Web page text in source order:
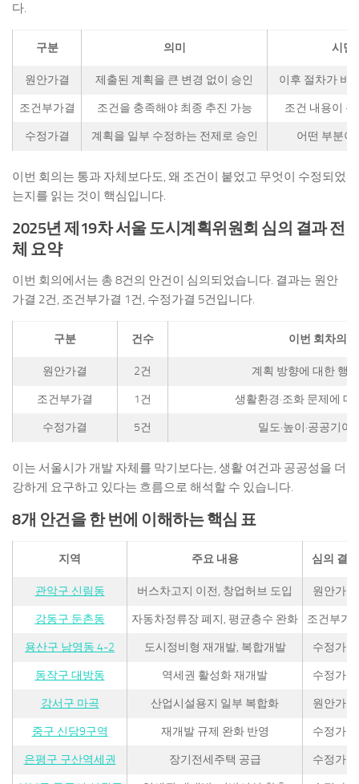
다.
구분 의미 시민
원안가결 제출된 계획을 큰 변경 없이 승인 이후 절차가 비
조건부가결 조건을 충족해야 최종 추진 가능 조건 내용이
수정가결 계획을 일부 수정하는 전제로 승인 어떤 부분이
이번 회의는 통과 자체보다도, 왜 조건이 붙었고 무엇이 수정되었
는지를 읽는 것이 핵심입니다.
2025년 제19차 서울 도시계획위원회 심의 결과 전
체 요약
이번 회의에서는 총 8건의 안건이 심의되었습니다. 결과는 원안
가결 2건, 조건부가결 1건, 수정가결 5건입니다.
구분 건수 이번 회차의
원안가결 2건 계획 방향에 대한 행
조건부가결 1건 생활환경·조화 문제에 대
수정가결 5건 밀도·높이·공공기여
이는 서울시가 개발 자체를 막기보다는, 생활 여건과 공공성을 더
강하게 요구하고 있다는 흐름으로 해석할 수 있습니다.
8개 안건을 한 번에 이해하는 핵심 표
지역 주요 내용 심의 결과
관악구 신림동 버스차고지 이전, 창업허브 도입 원안가결
강동구 둔촌동 자동차정류장 폐지, 평균층수 완화 조건부가
용산구 남영동 4-2 도시정비형 재개발, 복합개발 수정가결
동작구 대방동 역세권 활성화 재개발 수정가결
강서구 마곡 산업시설용지 일부 복합화 원안가결
중구 신당9구역 재개발 규제 완화 반영 수정가결
은평구 구산역세권 장기전세주택 공급 수정가결